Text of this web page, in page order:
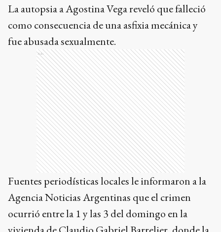
La autopsia a Agostina Vega reveló que falleció
como consecuencia de una asfixia mecánica y
fue abusada sexualmente.
Ads
Fuentes periodísticas locales le informaron a la
Agencia Noticias Argentinas que el crimen
ocurrió entre la 1 y las 3 del domingo en la